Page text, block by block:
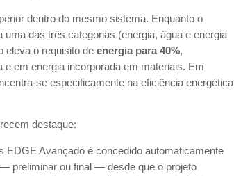
dentro do mesmo sistema. Enquanto o
das três categorias (energia, água e energia
eleva o requisito de energia para 40%,
em energia incorporada em materiais. Em
se especificamente na eficiência energética
destaque:
EDGE Avançado é concedido automaticamente
preliminar ou final — desde que o projeto